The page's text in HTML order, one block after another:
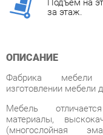
изготовлении мебели
Мебель отличается
материалы,
(многослойная
влагостойкие
модельный ряд - всё
размеры вашей ванной